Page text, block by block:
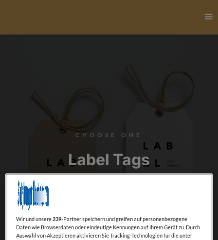
CHOOSE ONE
Label Tags
Wir und unsere239-Partner speichern und greifen auf personenbezogene
Daten wie Browserdaten oder eindeutige Kennungen auf Ihrem Gerät zu. Durch
Auswahl von Akzeptieren aktivieren Sie Tracking-Technologien für die unter